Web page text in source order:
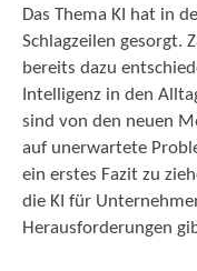
Das Thema KI hat in
Schlagzeilen gesorgt.
bereits dazu
Intelligenz in den
sind von den neuen
auf unerwartete
ein erstes Fazit zu
die KI für
Herausforderungen